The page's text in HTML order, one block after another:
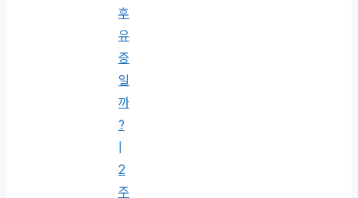
후
유
증
일
까
?
2
주